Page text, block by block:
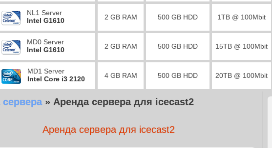
NL1 Server
Intel G1610
2 GB RAM 500 GB HDD 1TB @ 100Mbit
MD0 Server
Intel G1610
2 GB RAM 500 GB HDD 15TB @ 100Mbit
MD1 Server
Intel Core i3 2120
4 GB RAM 500 GB HDD 20TB @ 100Mbit
» Аренда сервера для icecast2
Аренда сервера для icecast2